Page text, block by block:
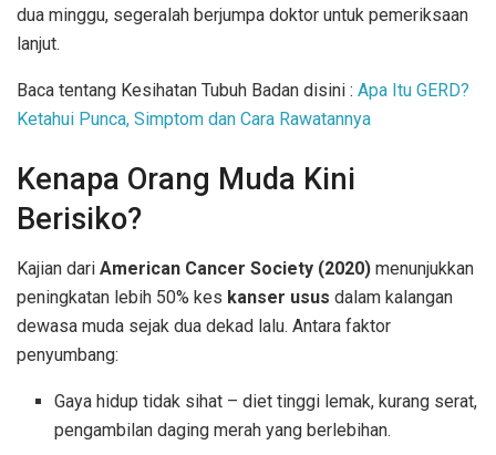
dua minggu, segeralah berjumpa doktor untuk pemeriksaan
lanjut.
Baca tentang Kesihatan Tubuh Badan disini : Apa Itu GERD?
Ketahui Punca, Simptom dan Cara Rawatannya
Kenapa Orang Muda Kini
Berisiko?
Kajian dari American Cancer Society (2020) menunjukkan
peningkatan lebih 50% kes kanser usus dalam kalangan
dewasa muda sejak dua dekad lalu. Antara faktor
penyumbang:
Gaya hidup tidak sihat – diet tinggi lemak, kurang serat,
pengambilan daging merah yang berlebihan.